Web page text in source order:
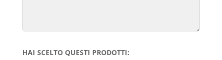
HAI SCELTO QUESTI PRODOTTI: